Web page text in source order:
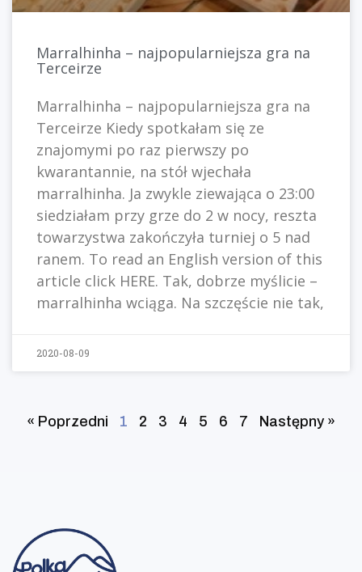
Marralhinha – najpopularniejsza gra na
Terceirze
Marralhinha – najpopularniejsza gra na
Terceirze Kiedy spotkałam się ze
znajomymi po raz pierwszy po
kwarantannie, na stół wjechała
marralhinha. Ja zwykle ziewająca o 23:00
siedziałam przy grze do 2 w nocy, reszta
towarzystwa zakończyła turniej o 5 nad
ranem. To read an English version of this
article click HERE. Tak, dobrze myślicie –
marralhinha wciąga. Na szczęście nie tak,
2020-08-09
« Poprzedni 1 2 3 4 5 6 7 Następny »